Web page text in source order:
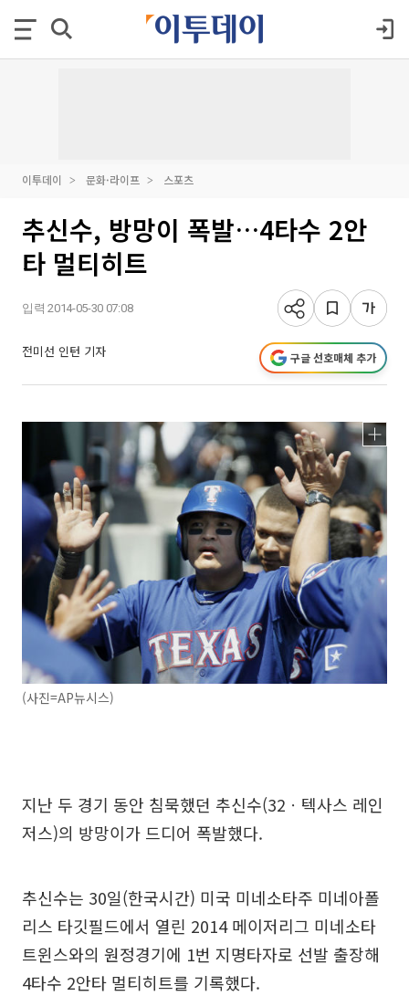
이투데이 문화·라이프 스포츠
추신수, 방망이 폭발…4타수 2안
타 멀티히트
입력 2014-05-30 07:08
전미선 인턴 기자 구글 선호매체 추가
(사진=AP뉴시스)
지난 두 경기 동안 침묵했던 추신수(32ㆍ텍사스 레인
저스)의 방망이가 드디어 폭발했다.
추신수는 30일(한국시간) 미국 미네소타주 미네아폴
리스 타깃필드에서 열린 2014 메이저리그 미네소타
트윈스와의 원정경기에 1번 지명타자로 선발 출장해
4타수 2안타 멀티히트를 기록했다.